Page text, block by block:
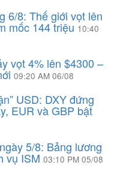
6/8: Thế giới vọt lên
mốc 144 triệu 10:40
vọt 4% lên $4300 –
09:20 AM 06/08
USD: DXY đứng
EUR và GBP bật
5/8: Bảng lương
vụ ISM 03:10 PM 05/08